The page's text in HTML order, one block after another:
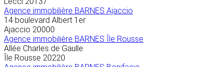
Agence immobilière BARNES Ajaccio
14 boulevard Albert 1er
Ajaccio 20000
Agence immobilière BARNES Île Rousse
Allée Charles de Gaulle
Île Rousse 20220